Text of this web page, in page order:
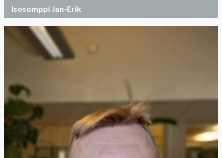
Isosomppi Jan-Erik